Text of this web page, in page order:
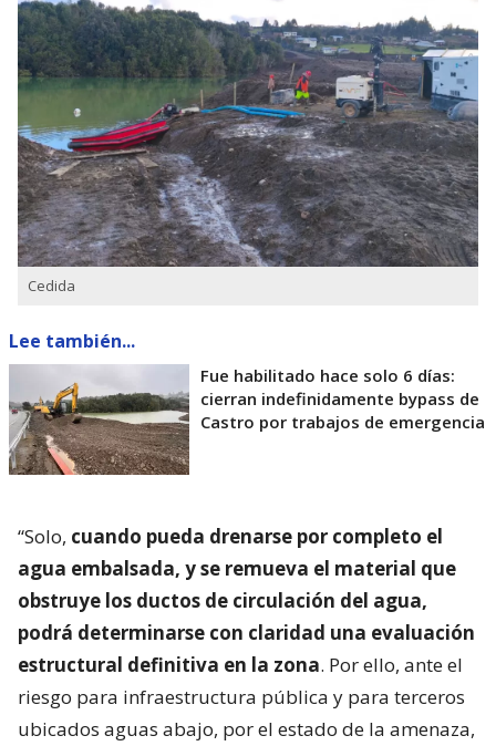
Cedida
Lee también...
Fue habilitado hace solo 6 días:
cierran indefinidamente bypass de
Castro por trabajos de emergencia
“Solo, cuando pueda drenarse por completo el
agua embalsada, y se remueva el material que
obstruye los ductos de circulación del agua,
podrá determinarse con claridad una evaluación
estructural definitiva en la zona. Por ello, ante el
riesgo para infraestructura pública y para terceros
ubicados aguas abajo, por el estado de la amenaza,